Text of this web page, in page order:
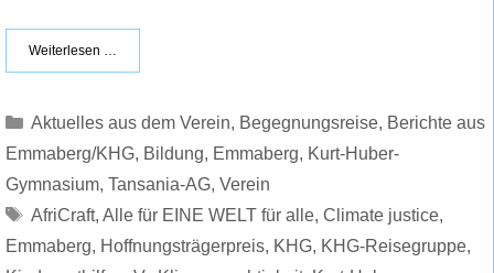
Weiterlesen …
Kategorien
Aktuelles aus dem Verein, Begegnungsreise, Berichte aus
Emmaberg/KHG, Bildung, Emmaberg, Kurt-Huber-
Gymnasium, Tansania-AG, Verein
Schlagwörter
AfriCraft, Alle für EINE WELT für alle, Climate justice,
Emmaberg, Hoffnungsträgerpreis, KHG, KHG-Reisegruppe,